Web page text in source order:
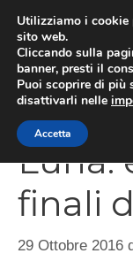
contenuto
Luna:
finali
29 Ottobre 2016
Utilizziamo i
sito web.
Cliccando sulla
banner, presti il
Puoi scoprire di più
disattivarli nelle
Accetta